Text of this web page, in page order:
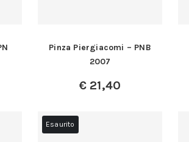
Pinza Piergiacomi – PNB
2007
€ 21,40
Esaurito